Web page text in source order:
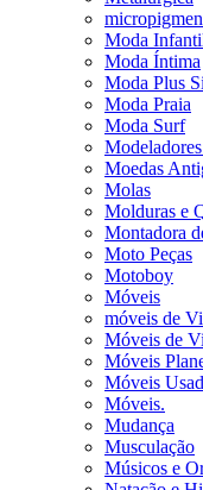
Moda
Moda Íntima
Moda Plus
Moda Praia
Moda Surf
Moedas
Molas
Molduras e
Montadora
Moto Peças
Motoboy
Móveis
móveis de
Móveis de
Móveis
Móveis
Móveis.
Mudança
Musculação
Músicos e